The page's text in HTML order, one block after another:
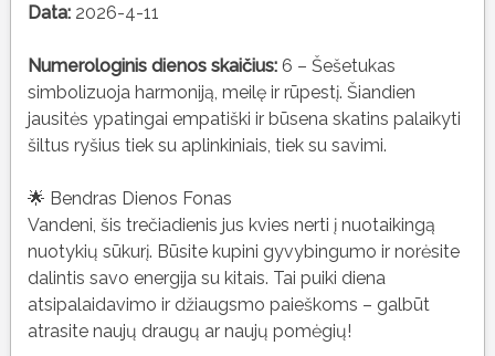
Data:2026-4-11
Numerologinis dienos skaičius:6 – Šešetukas
simbolizuoja harmoniją, meilę ir rūpestį. Šiandien
jausitės ypatingai empatiški ir būsena skatins palaikyti
šiltus ryšius tiek su aplinkiniais, tiek su savimi.
🌟 Bendras Dienos Fonas
Vandeni, šis trečiadienis jus kvies nerti į nuotaikingą
nuotykių sūkurį. Būsite kupini gyvybingumo ir norėsite
dalintis savo energija su kitais. Tai puiki diena
atsipalaidavimo ir džiaugsmo paieškoms – galbūt
atrasite naujų draugų ar naujų pomėgių!